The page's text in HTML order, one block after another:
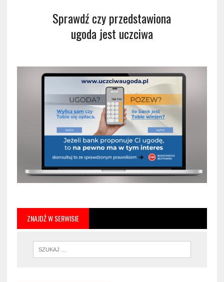
Sprawdź czy przedstawiona
ugoda jest uczciwa
ZNAJDŹ W SERWISIE